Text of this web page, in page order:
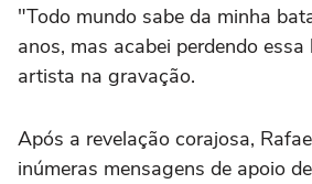
"Todo mundo sabe da minha
anos, mas acabei perdendo
artista na gravação.
Após a revelação corajosa,
inúmeras mensagens de apoio